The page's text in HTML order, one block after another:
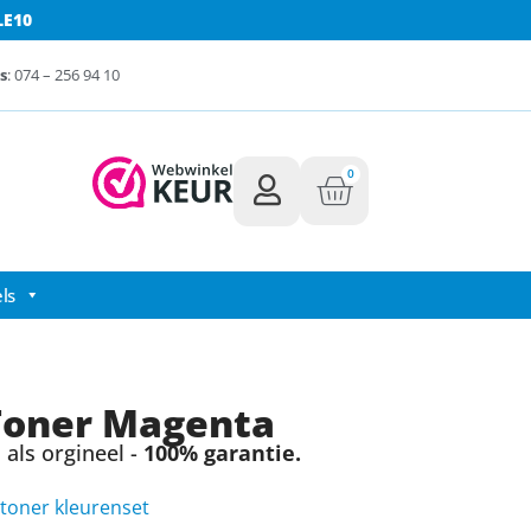
: 074 – 256 94 10
0
Magenta
orgineel - 100% garantie.
kleurenset